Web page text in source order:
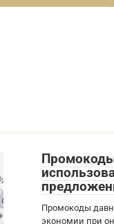
Промокоды
экономии при